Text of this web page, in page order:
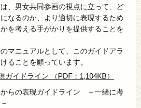
、男女共同参画の視点に立って、ど
なるのか、より適切に表現するため
を考える手がかりを提供することを
マニュアルとして、このガイドアラ
ることを願っています。
ガイドライン （PDF：1,104KB）
らの表現ガイドライン －一緒に考